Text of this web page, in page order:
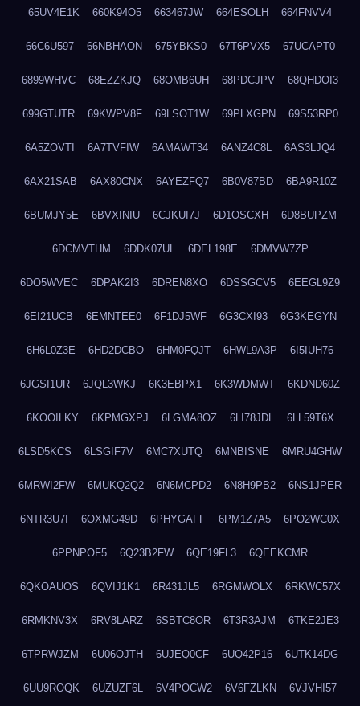
65UV4E1K 660K94O5 663467JW 664ESOLH 664FNVV4
66C6U597 66NBHAON 675YBKS0 67T6PVX5 67UCAPT0
6899WHVC 68EZZKJQ 68OMB6UH 68PDCJPV 68QHDOI3
699GTUTR 69KWPV8F 69LSOT1W 69PLXGPN 69S53RP0
6A5ZOVTI 6A7TVFIW 6AMAWT34 6ANZ4C8L 6AS3LJQ4
6AX21SAB 6AX80CNX 6AYEZFQ7 6B0V87BD 6BA9R10Z
6BUMJY5E 6BVXINIU 6CJKUI7J 6D1OSCXH 6D8BUPZM
6DCMVTHM 6DDK07UL 6DEL198E 6DMVW7ZP
6DO5WVEC 6DPAK2I3 6DREN8XO 6DSSGCV5 6EEGL9Z9
6EI21UCB 6EMNTEE0 6F1DJ5WF 6G3CXI93 6G3KEGYN
6H6L0Z3E 6HD2DCBO 6HM0FQJT 6HWL9A3P 6I5IUH76
6JGSI1UR 6JQL3WKJ 6K3EBPX1 6K3WDMWT 6KDND60Z
6KOOILKY 6KPMGXPJ 6LGMA8OZ 6LI78JDL 6LL59T6X
6LSD5KCS 6LSGIF7V 6MC7XUTQ 6MNBISNE 6MRU4GHW
6MRWI2FW 6MUKQ2Q2 6N6MCPD2 6N8H9PB2 6NS1JPER
6NTR3U7I 6OXMG49D 6PHYGAFF 6PM1Z7A5 6PO2WC0X
6PPNPOF5 6Q23B2FW 6QE19FL3 6QEEKCMR
6QKOAUOS 6QVIJ1K1 6R431JL5 6RGMWOLX 6RKWC57X
6RMKNV3X 6RV8LARZ 6SBTC8OR 6T3R3AJM 6TKE2JE3
6TPRWJZM 6U06OJTH 6UJEQ0CF 6UQ42P16 6UTK14DG
6UU9ROQK 6UZUZF6L 6V4POCW2 6V6FZLKN 6VJVHI57